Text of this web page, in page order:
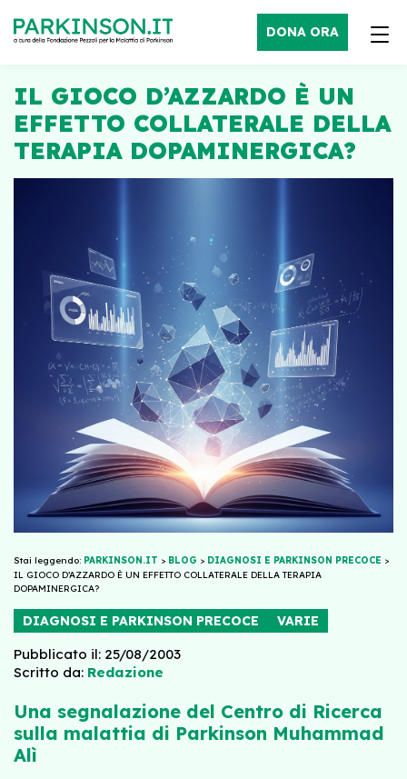
DONA ORA
IL GIOCO D’AZZARDO È UN
EFFETTO COLLATERALE DELLA
TERAPIA DOPAMINERGICA?
Stai leggendo: PARKINSON.IT > BLOG > DIAGNOSI E PARKINSON PRECOCE >
IL GIOCO D’AZZARDO È UN EFFETTO COLLATERALE DELLA TERAPIA
DOPAMINERGICA?
DIAGNOSI E PARKINSON PRECOCE VARIE
Pubblicato il: 25/08/2003
Scritto da: Redazione
Una segnalazione del Centro di Ricerca
sulla malattia di Parkinson Muhammad
Alì